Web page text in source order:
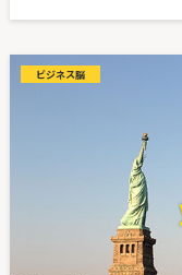
ビジネス脳